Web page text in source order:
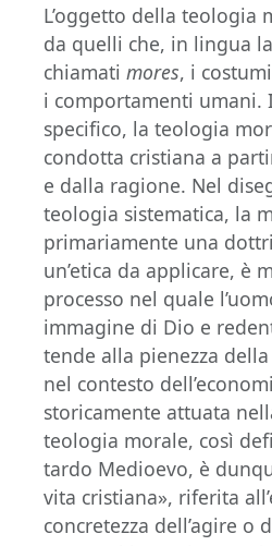
L’oggetto della teologia
da quelli che, in lingua
chiamati mores, i
i comportamenti umani.
specifico, la teologia
condotta cristiana a
e dalla ragione. Nel
teologia sistematica, la
primariamente una
un’etica da applicare, è
processo nel quale
immagine di Dio e
tende alla pienezza
nel contesto
storicamente attuata
teologia morale, così
tardo Medioevo, è
vita cristiana», riferita
concretezza dell’agire o